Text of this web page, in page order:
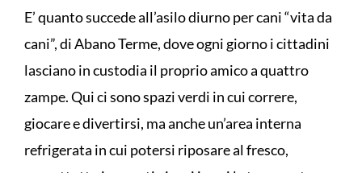
E’ quanto succede all’asilo diurno per cani “vita da
cani”, di Abano Terme, dove ogni giorno i cittadini
lasciano in custodia il proprio amico a quattro
zampe. Qui ci sono spazi verdi in cui correre,
giocare e divertirsi, ma anche un’area interna
refrigerata in cui potersi riposare al fresco,